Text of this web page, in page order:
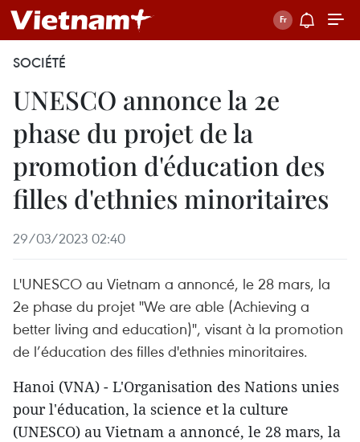
SOCIÉTÉ
UNESCO annonce la 2e
phase du projet de la
promotion d'éducation des
filles d'ethnies minoritaires
29/03/2023 02:40
L'UNESCO au Vietnam a annoncé, le 28 mars, la
2e phase du projet "We are able (Achieving a
better living and education)", visant à la promotion
de l’éducation des filles d'ethnies minoritaires.
Hanoi (VNA) - L'Organisation des Nations unies
pour l'éducation, la science et la culture
(UNESCO) au Vietnam a annoncé, le 28 mars, la